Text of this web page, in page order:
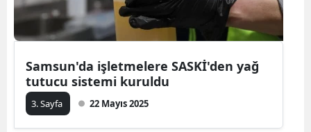
Samsun'da işletmelere SASKİ'den yağ
tutucu sistemi kuruldu
3. Sayfa 22 Mayıs 2025